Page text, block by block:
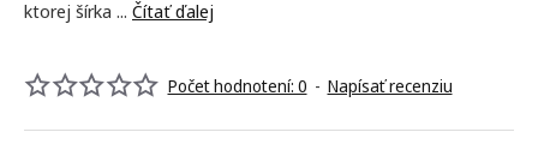
ktorej šírka ... Čítať ďalej
Počet hodnotení: 0 - Napísať recenziu